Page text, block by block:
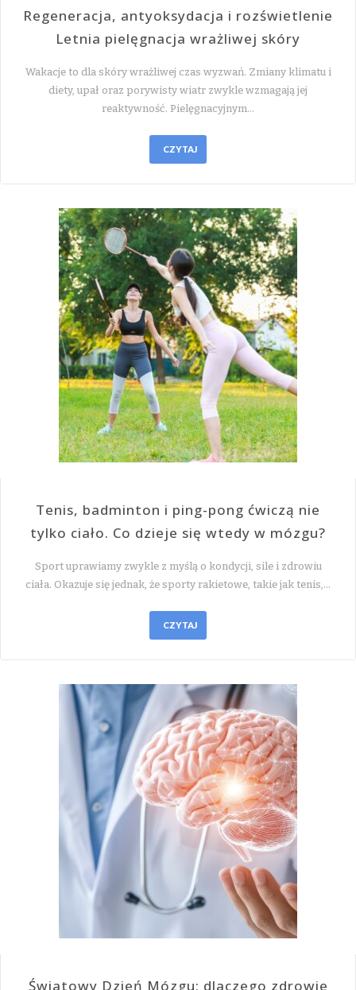
Regeneracja, antyoksydacja i rozświetlenie
Letnia pielęgnacja wrażliwej skóry
Wakacje to dla skóry wrażliwej czas wyzwań. Zmiany klimatu i
diety, upał oraz porywisty wiatr zwykle wzmagają jej
reaktywność. Pielęgnacyjnym…
CZYTAJ
Tenis, badminton i ping-pong ćwiczą nie
tylko ciało. Co dzieje się wtedy w mózgu?
Sport uprawiamy zwykle z myślą o kondycji, sile i zdrowiu
ciała. Okazuje się jednak, że sporty rakietowe, takie jak tenis,…
CZYTAJ
Światowy Dzień Mózgu: dlaczego zdrowie